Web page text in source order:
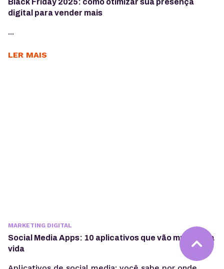
Black Friday 2025: como otimizar sua presença
digital para vender mais
...
LER MAIS
MARKETING DIGITAL
Social Media Apps: 10 aplicativos que vão mudar sua
vida